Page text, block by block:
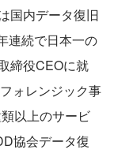
国内データ復旧
連続で日本一の
締役CEOに就
ォレンジック事
以上のサービ
協会データ復